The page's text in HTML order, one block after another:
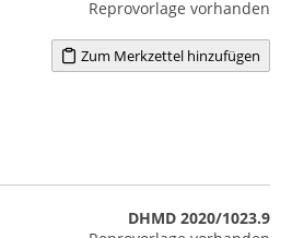
Reprovorlage vorhanden
Zum Merkzettel hinzufügen
DHMD 2020/1023.9